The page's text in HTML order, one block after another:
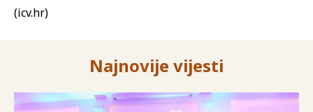
(icv.hr)
Najnovije vijesti